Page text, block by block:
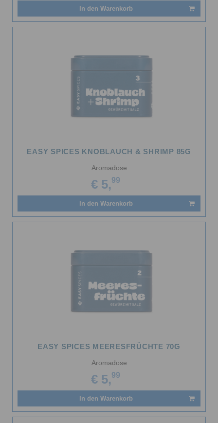
In den Warenkorb
EASY SPICES KNOBLAUCH & SHRIMP 85G
Aromadose
€ 5,99
In den Warenkorb
EASY SPICES MEERESFRÜCHTE 70G
Aromadose
€ 5,99
In den Warenkorb